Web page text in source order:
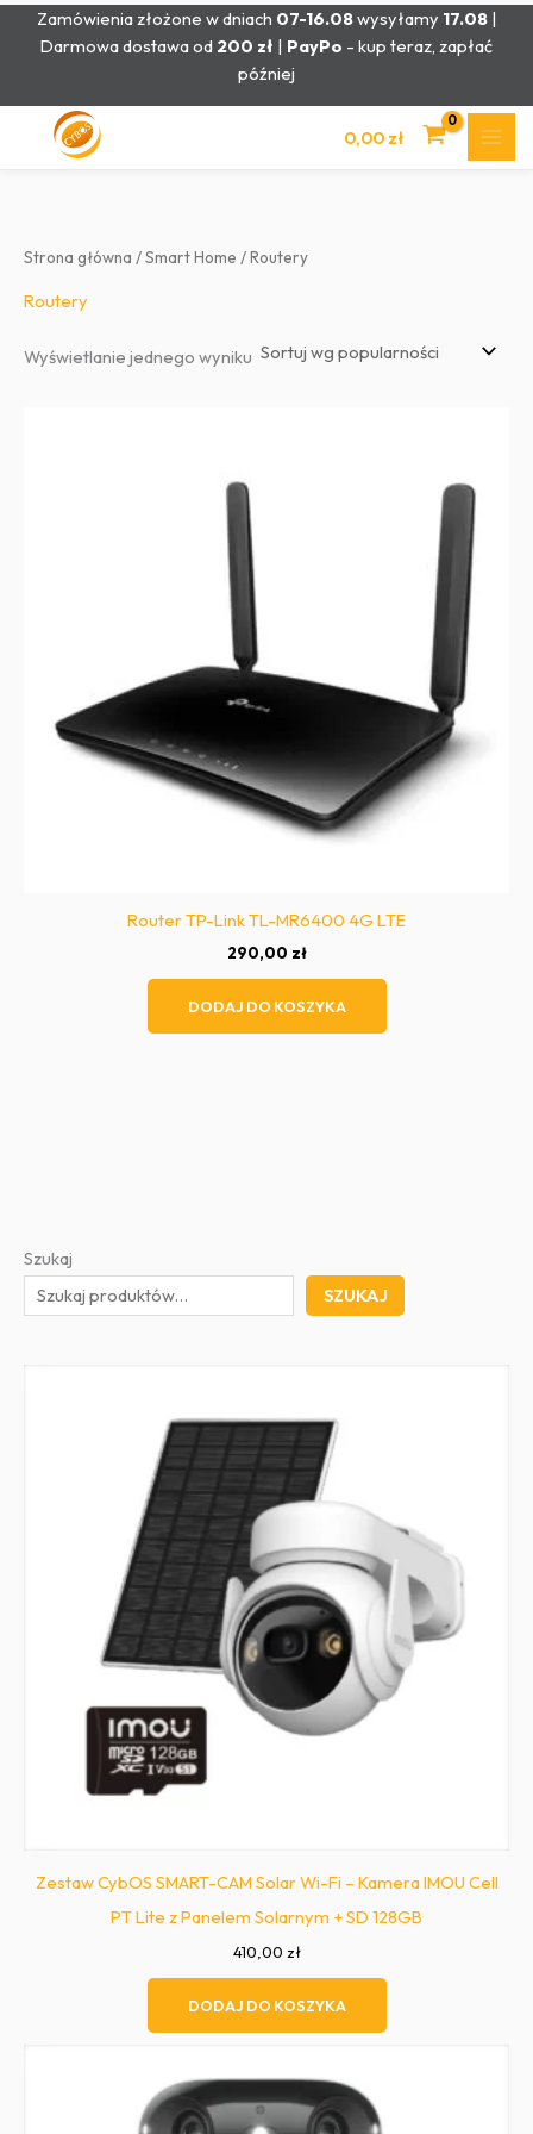
PrzejdźZamówienia złożone w dniach 07-16.08wysyłamy 17.08|
Darmowa dostawa od 200 zł | PayPo - kup teraz, zapłać
później
0,00 zł
Szukaj
SZUKAJ
Zestaw CybOS SMART-CAM Solar Wi-Fi – Kamera IMOU Cell
PT Lite z Panelem Solarnym + SD 128GB
410,00 zł
DODAJ DO KOSZYKA
Strona główna /Smart Home / Routery
Routery
Wyświetlanie jednego wyniku
Router TP-Link TL-MR6400 4G LTE
290,00 zł
DODAJ DO KOSZYKA